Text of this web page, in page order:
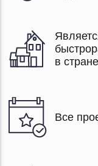
в стране
Все